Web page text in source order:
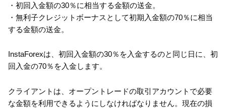
・初回入金額の30％に相当する金額の送金。
・無利子クレジットボーナスとして初期入金額の70％に相当
する金額の送金。
InstaForexは、初回入金額の30％を入金するのと同じ日に、初
回入金の70％を入金します。
クライアントは、オープントレードの取引アカウントで必要
な金額を利用できるようにしなければなりません。現在の損